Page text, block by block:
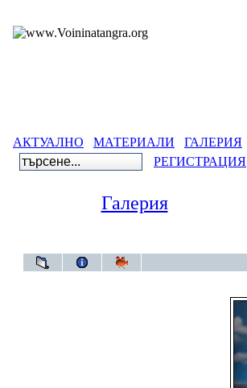
АКТУАЛНО МАТЕРИАЛИ ГАЛЕРИЯ
РЕГИСТРАЦИЯ
Галерия